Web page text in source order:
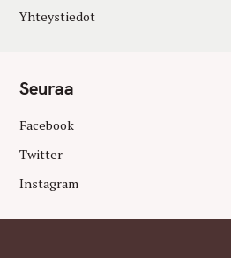
Yhteystiedot
Seuraa
Facebook
Twitter
Instagram